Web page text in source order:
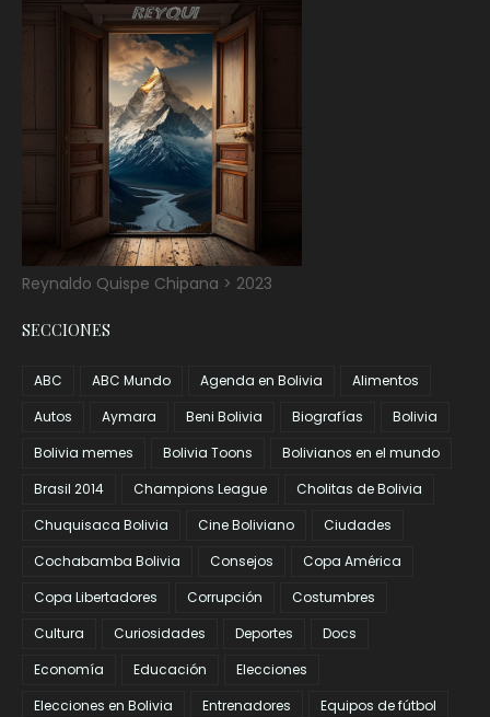
Reynaldo Quispe Chipana > 2023
SECCIONES
ABC ABC Mundo Agenda en Bolivia
Alimentos
Autos
Aymara Beni Bolivia Biografías
Bolivia
Bolivia memes
Bolivia Toons
Bolivianos en el mundo
Brasil 2014
Champions League
Cholitas de Bolivia
Chuquisaca Bolivia
Cine Boliviano
Ciudades
Cochabamba Bolivia
Consejos
Copa América
Copa Libertadores
Corrupción
Costumbres
Cultura
Curiosidades Deportes
Docs
Economía
Educación
Elecciones
Elecciones en Bolivia
Entrenadores
Equipos de fútbol